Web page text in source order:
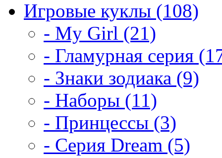
Игровые куклы (108)
- My Girl (21)
- Гламурная серия
- Знаки зодиака (9)
- Наборы (11)
- Принцессы (3)
- Серия Dream (5)